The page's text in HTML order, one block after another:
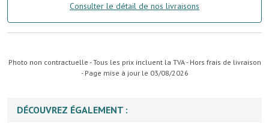
Consulter le détail de nos livraisons
Photo non contractuelle - Tous les prix incluent la TVA - Hors frais de livraison
- Page mise à jour le 03/08/2026
DÉCOUVREZ ÉGALEMENT :